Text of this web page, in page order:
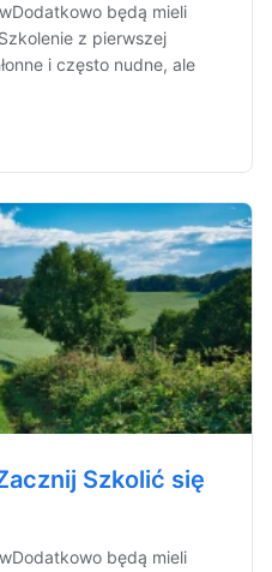
będą mieli
z pierwszej
i często nudne, ale
Szkolić się
będą mieli